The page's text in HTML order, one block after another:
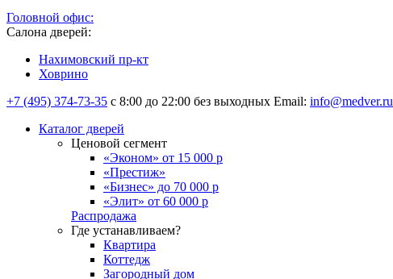
Головной офис:
Салона дверей:
Нахимовский пр-кт
Ховрино
+7 (495) 374-73-35 с 8:00 до 22:00 без выходных Email: info@medver.ru
Каталог дверей
Ценовой сегмент
«Эконом» от 15 000 р
«Престиж»
«Бизнес» до 70 000 р
«Элит» от 60 000 р
Распродажа
Где устанавливаем?
Квартира
Коттедж
Загородный дом